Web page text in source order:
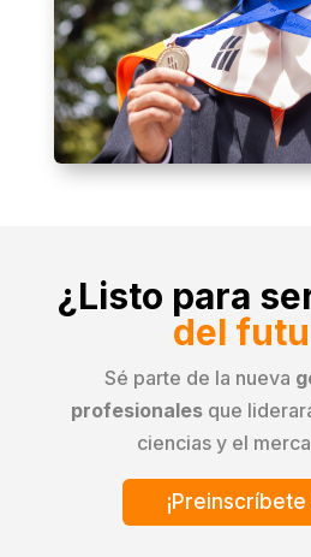
¿Listo para
del
Sé parte de la nueva
profesionales que
ciencias y el
¡Preinscríbete